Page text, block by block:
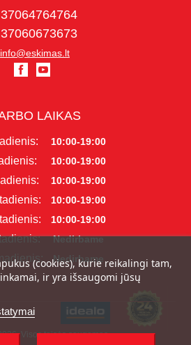
info@eskimas.lt
LAIKAS
10:00-19:00
10:00-19:00
10:00-19:00
10:00-19:00
10:00-19:00
Nedirbame
Nedirbame
(cookies), kurie reikalingi tam,
ir yra išsaugomi jūsų
Visos teisės saugomos